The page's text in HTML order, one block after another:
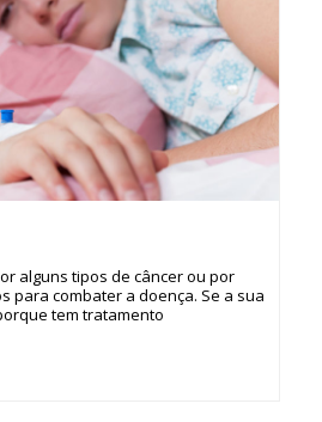
alguns tipos de câncer ou por
para combater a doença. Se a sua
tem tratamento